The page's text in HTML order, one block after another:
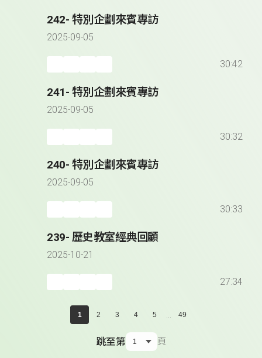
242- 特別企劃來賓專訪
2025-09-05
30:42
241- 特別企劃來賓專訪
2025-09-05
30:32
240- 特別企劃來賓專訪
2025-09-05
30:33
239- 歷史教室經典回顧
2025-10-21
27:34
1 2 3 4 5 ... 49
跳至第 頁